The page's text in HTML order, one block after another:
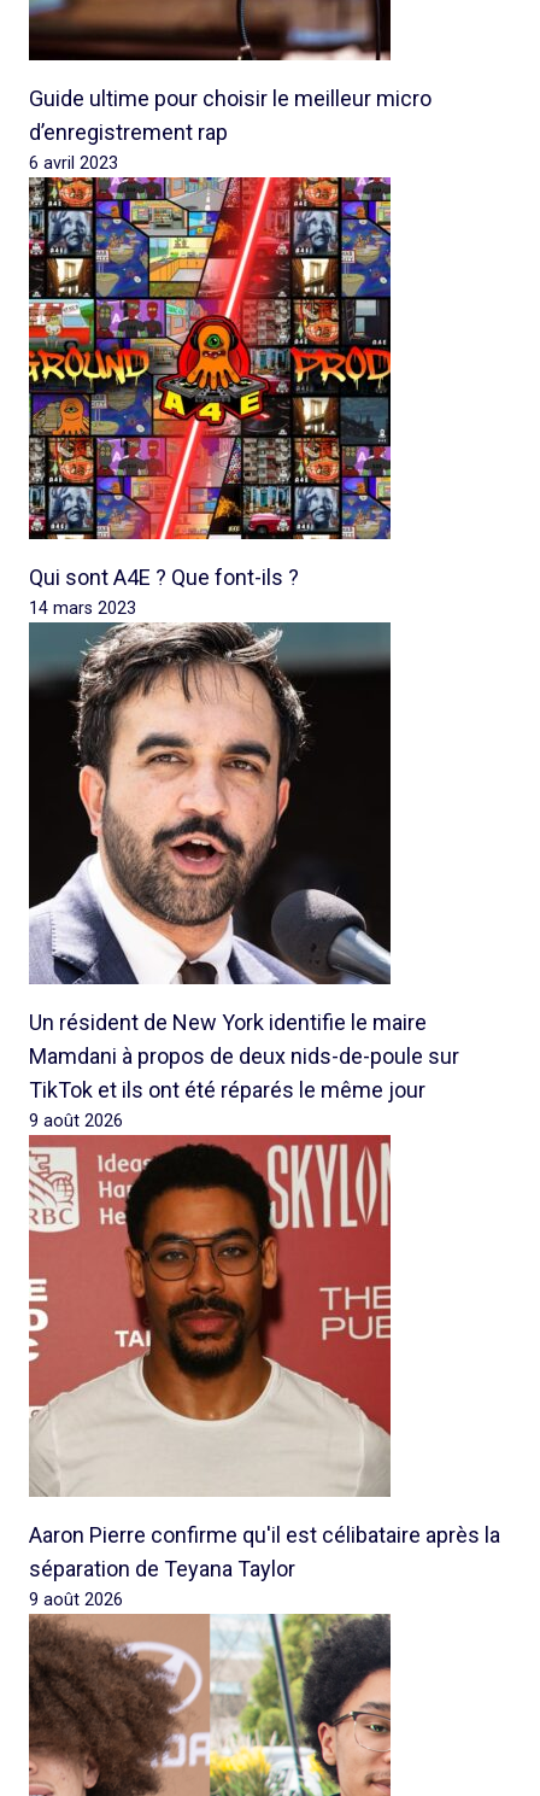
Guide ultime pour choisir le meilleur micro
d’enregistrement rap
6 avril 2023
Qui sont A4E ? Que font-ils ?
14 mars 2023
Un résident de New York identifie le maire
Mamdani à propos de deux nids-de-poule sur
TikTok et ils ont été réparés le même jour
9 août 2026
Aaron Pierre confirme qu'il est célibataire après la
séparation de Teyana Taylor
9 août 2026